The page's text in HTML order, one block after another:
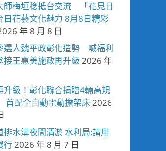
師梅垣稔抵台交流 「花見日
日花藝文化魅力 8月8日精彩
年 8 月 8 日
選人魏平政彰化造勢 喊福利
接王惠美施政再升級 2026 年
升級！彰化聯合捐贈4輛高規
配全自動電動擔架床2026
排水溝夜間清淤 水利局:請用
行2026 年 8 月 7 日